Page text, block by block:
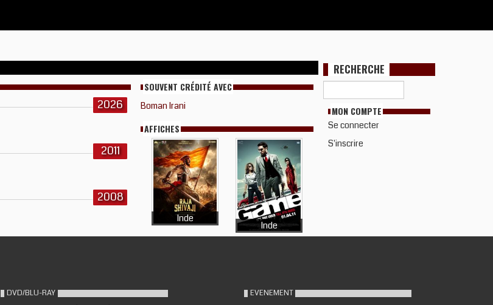
2026
2011
2008
SOUVENT CRÉDITÉ AVEC
Boman Irani
AFFICHES
Inde
Inde
RECHERCHE
MON COMPTE
Se connecter
S'inscrire
DVD/BLU-RAY EVENEMENT